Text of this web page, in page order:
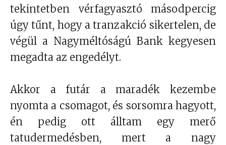
tekintetben vérfagyasztó másodpercig
úgy tűnt, hogy a tranzakció sikertelen, de
végül a Nagyméltóságú Bank kegyesen
megadta az engedélyt.
Akkor a futár a maradék kezembe
nyomta a csomagot, és sorsomra hagyott,
én pedig ott álltam egy merő
tatudermedésben, mert a nagy